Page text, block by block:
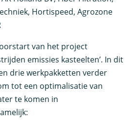
van het project
emissies kasteelten’. In dit
drie werkpakketten verder
tot een optimalisatie van
te komen in
Hortispeed, Agrozone